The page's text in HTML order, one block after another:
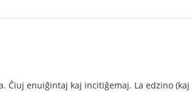
Ĉiuj enuiĝintaj kaj incitiĝemaj. La edzino